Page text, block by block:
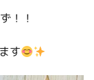
！！
す